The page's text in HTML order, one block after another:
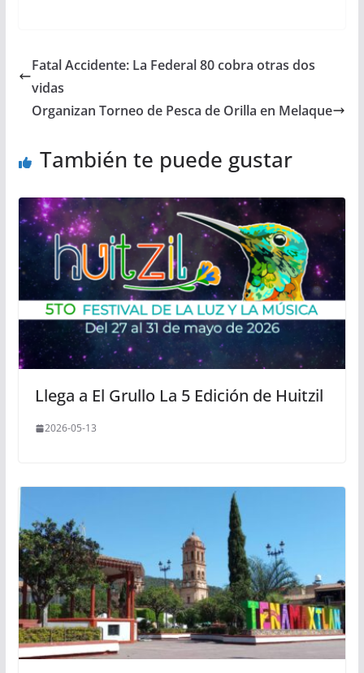
Fatal Accidente: La Federal 80 cobra otras dos
vidas
Organizan Torneo de Pesca de Orilla en Melaque
También te puede gustar
Llega a El Grullo La 5 Edición de Huitzil
2026-05-13